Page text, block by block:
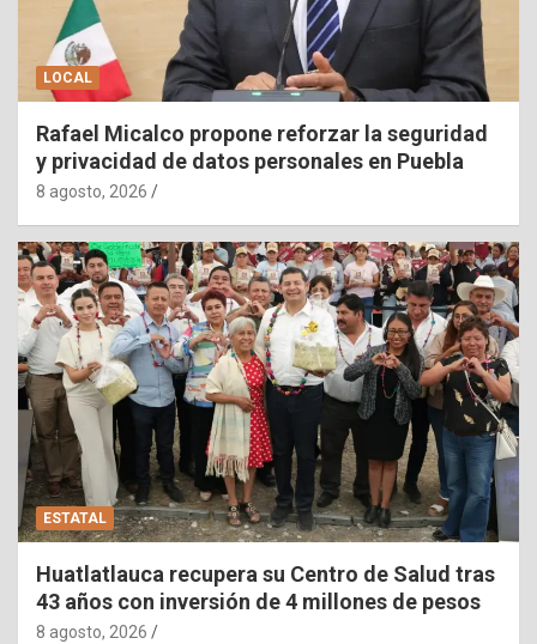
LOCAL
Rafael Micalco propone reforzar la seguridad
y privacidad de datos personales en Puebla
8 agosto, 2026
ESTATAL
Huatlatlauca recupera su Centro de Salud tras
43 años con inversión de 4 millones de pesos
8 agosto, 2026